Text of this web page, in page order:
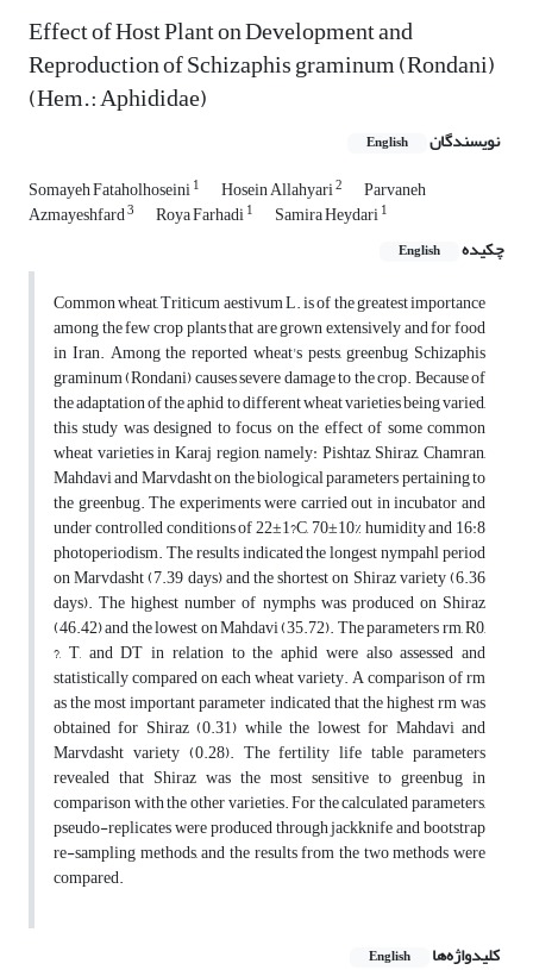
Effect of Host Plant on Development and
Reproduction of Schizaphis graminum (Rondani)
(Hem.: Aphididae)
نویسندگان English
Somayeh Fataholhoseini1 Hosein Allahyari2 Parvaneh
Azmayeshfard3 Roya Farhadi1 Samira Heydari1
چکیده English
Common wheat, Triticum aestivum L. is of the greatest importance
among the few crop plants that are grown extensively and for food
in Iran. Among the reported wheat's pests, greenbug Schizaphis
graminum (Rondani) causes severe damage to the crop. Because of
the adaptation of the aphid to different wheat varieties being varied,
this study was designed to focus on the effect of some common
wheat varieties in Karaj region, namely: Pishtaz, Shiraz, Chamran,
Mahdavi and Marvdasht on the biological parameters pertaining to
the greenbug. The experiments were carried out in incubator and
under controlled conditions of 22±1?C, 70±10% humidity and 16:8
photoperiodism. The results indicated the longest nympahl period
on Marvdasht (7.39 days) and the shortest on Shiraz variety (6.36
days). The highest number of nymphs was produced on Shiraz
(46.42) and the lowest on Mahdavi (35.72). The parameters rm, R0,
?, T, and DT in relation to the aphid were also assessed and
statistically compared on each wheat variety. A comparison of rm
as the most important parameter indicated that the highest rm was
obtained for Shiraz (0.31) while the lowest for Mahdavi and
Marvdasht variety (0.28). The fertility life table parameters
revealed that Shiraz was the most sensitive to greenbug in
comparison with the other varieties. For the calculated parameters,
pseudo-replicates were produced through jackknife and bootstrap
re-sampling methods, and the results from the two methods were
compared.
کلیدواژه‌ها English